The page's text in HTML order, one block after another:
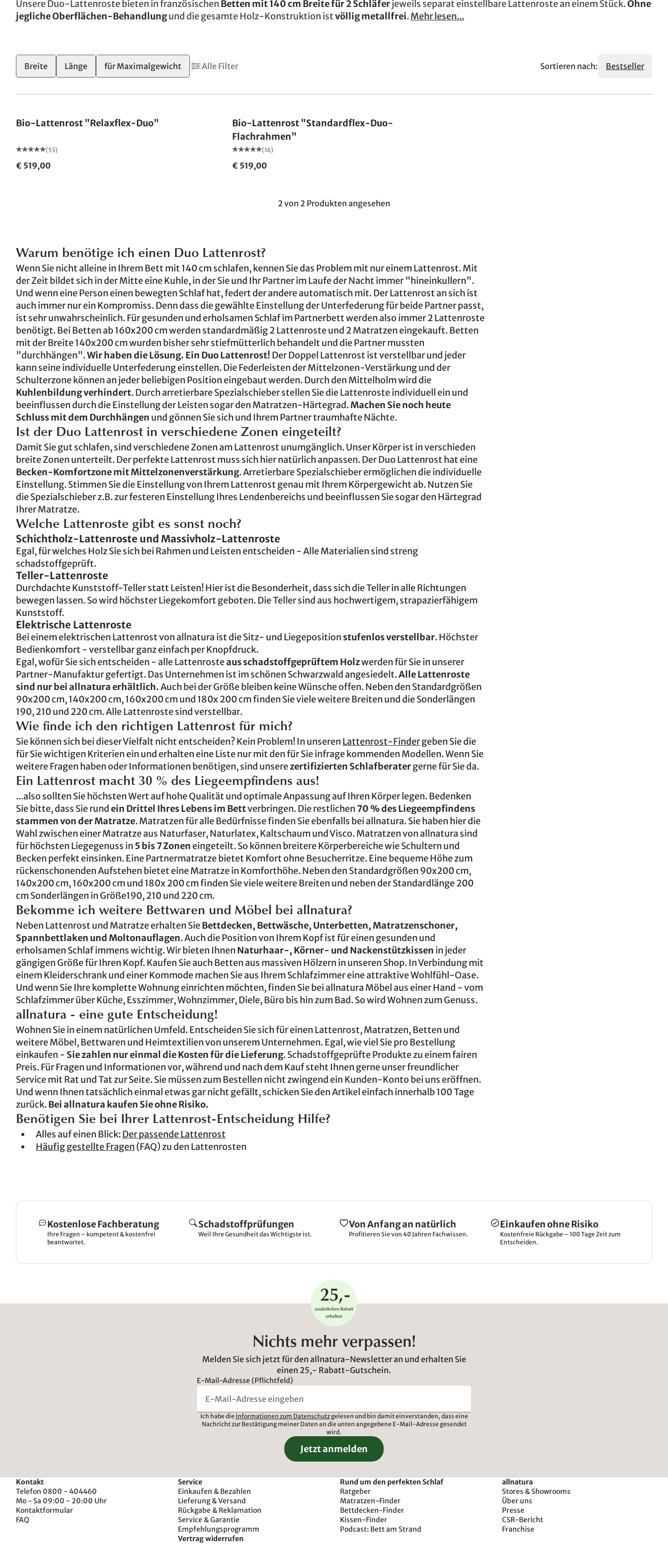
Unsere Duo-Lattenroste bieten in französischen Betten mit 140 cm Breite für 2 Schläferjeweils separat einstellbare Lattenroste an einem Stück.Ohne
jegliche Oberflächen-Behandlungund die gesamte Holz-Konstruktion istvöllig metallfrei. Mehr lesen...
Breite Länge für Maximalgewicht Alle Filter Sortieren nach: Bestseller
Bio-Lattenrost "Relaxflex-Duo"
(53)
€ 519,00
Bio-Lattenrost "Standardflex-Duo-
Flachrahmen"
(16)
€ 519,00
2 von 2 Produkten angesehen
Warum benötige ich einen Duo Lattenrost?
Wenn Sie nicht alleine in Ihrem Bett mit 140 cm schlafen, kennen Sie das Problem mit nur einem Lattenrost. Mit
der Zeit bildet sich in der Mitte eine Kuhle, in der Sie und Ihr Partner im Laufe der Nacht immer "hineinkullern".
Und wenn eine Person einen bewegten Schlaf hat, federt der andere automatisch mit. Der Lattenrost an sich ist
auch immer nur ein Kompromiss. Denn dass die gewählte Einstellung der Unterfederung für beide Partner passt,
ist sehr unwahrscheinlich. Für gesunden und erholsamen Schlaf im Partnerbett werden also immer 2 Lattenroste
benötigt. Bei Betten ab 160x200 cm werden standardmäßig 2 Lattenroste und 2 Matratzen eingekauft. Betten
mit der Breite 140x200 cm wurden bisher sehr stiefmütterlich behandelt und die Partner mussten
"durchhängen".Wir haben die Lösung. Ein Duo Lattenrost! Der Doppel Lattenrost ist verstellbar und jeder
kann seine individuelle Unterfederung einstellen. Die Federleisten der Mittelzonen-Verstärkung und der
Schulterzone können an jeder beliebigen Position eingebaut werden. Durch den Mittelholm wird die
Kuhlenbildung verhindert. Durch arretierbare Spezialschieber stellen Sie die Lattenroste individuell ein und
beeinflussen durch die Einstellung der Leisten sogar den Matratzen-Härtegrad.Machen Sie noch heute
Schluss mit dem Durchhängen und gönnen Sie sich und Ihrem Partner traumhafte Nächte.
Ist der Duo Lattenrost in verschiedene Zonen eingeteilt?
Damit Sie gut schlafen, sind verschiedene Zonen am Lattenrost unumgänglich. Unser Körper ist in verschieden
breite Zonen unterteilt. Der perfekte Lattenrost muss sich hier natürlich anpassen. Der Duo Lattenrost hat eine
Becken-Komfortzone mit Mittelzonenverstärkung. Arretierbare Spezialschieber ermöglichen die individuelle
Einstellung. Stimmen Sie die Einstellung von Ihrem Lattenrost genau mit Ihrem Körpergewicht ab. Nutzen Sie
die Spezialschieber z.B. zur festeren Einstellung Ihres Lendenbereichs und beeinflussen Sie sogar den Härtegrad
Ihrer Matratze.
Welche Lattenroste gibt es sonst noch?
Schichtholz-Lattenroste und Massivholz-Lattenroste
Egal, für welches Holz Sie sich bei Rahmen und Leisten entscheiden - Alle Materialien sind streng
schadstoffgeprüft.
Teller-Lattenroste
Durchdachte Kunststoff-Teller statt Leisten! Hier ist die Besonderheit, dass sich die Teller in alle Richtungen
bewegen lassen. So wird höchster Liegekomfort geboten. Die Teller sind aus hochwertigem, strapazierfähigem
Kunststoff.
Elektrische Lattenroste
Bei einem elektrischen Lattenrost von allnatura ist die Sitz- und Liegeposition stufenlos verstellbar. Höchster
Bedienkomfort - verstellbar ganz einfach per Knopfdruck.
Egal, wofür Sie sich entscheiden - alle Lattenrosteaus schadstoffgeprüftem Holzwerden für Sie in unserer
Partner-Manufaktur gefertigt. Das Unternehmen ist im schönen Schwarzwald angesiedelt.Alle Lattenroste
sind nur bei allnatura erhältlich.Auch bei der Größe bleiben keine Wünsche offen. Neben den Standardgrößen
90x200 cm, 140x200 cm, 160x200 cm und 180x 200 cm finden Sie viele weitere Breiten und die Sonderlängen
190, 210 und 220 cm. Alle Lattenroste sind verstellbar.
Wie finde ich den richtigen Lattenrost für mich?
Sie können sich bei dieser Vielfalt nicht entscheiden? Kein Problem! In unseren Lattenrost-Findergeben Sie die
für Sie wichtigen Kriterien ein und erhalten eine Liste nur mit den für Sie infrage kommenden Modellen. Wenn Sie
weitere Fragen haben oder Informationen benötigen, sind unserezertifizierten Schlafberatergerne für Sie da.
Ein Lattenrost macht 30 % des Liegeempfindens aus!
...also sollten Sie höchsten Wert auf hohe Qualität und optimale Anpassung auf Ihren Körper legen. Bedenken
Sie bitte, dass Sie rundein Drittel Ihres Lebens im Bettverbringen. Die restlichen 70 % des Liegeempfindens
stammen von der Matratze. Matratzen für alle Bedürfnisse finden Sie ebenfalls bei allnatura. Sie haben hier die
Wahl zwischen einer Matratze aus Naturfaser, Naturlatex, Kaltschaum und Visco. Matratzen von allnatura sind
für höchsten Liegegenuss in 5 bis 7 Zonen eingeteilt. So können breitere Körperbereiche wie Schultern und
Becken perfekt einsinken. Eine Partnermatratze bietet Komfort ohne Besucherritze. Eine bequeme Höhe zum
rückenschonenden Aufstehen bietet eine Matratze in Komforthöhe. Neben den Standardgrößen 90x200 cm,
140x200 cm, 160x200 cm und 180x 200 cm finden Sie viele weitere Breiten und neben der Standardlänge 200
cm Sonderlängen in Größe190, 210 und 220 cm.
Bekomme ich weitere Bettwaren und Möbel bei allnatura?
Neben Lattenrost und Matratze erhalten SieBettdecken, Bettwäsche, Unterbetten, Matratzenschoner,
Spannbettlaken und Moltonauflagen. Auch die Position von Ihrem Kopf ist für einen gesunden und
erholsamen Schlaf immens wichtig. Wir bieten Ihnen Naturhaar-, Körner- und Nackenstützkissen in jeder
gängigen Größe für Ihren Kopf. Kaufen Sie auch Betten aus massiven Hölzern in unseren Shop. In Verbindung mit
einem Kleiderschrank und einer Kommode machen Sie aus Ihrem Schlafzimmer eine attraktive Wohlfühl-Oase.
Und wenn Sie Ihre komplette Wohnung einrichten möchten, finden Sie bei allnatura Möbel aus einer Hand - vom
Schlafzimmer über Küche, Esszimmer, Wohnzimmer, Diele, Büro bis hin zum Bad. So wird Wohnen zum Genuss.
allnatura - eine gute Entscheidung!
Wohnen Sie in einem natürlichen Umfeld. Entscheiden Sie sich für einen Lattenrost, Matratzen, Betten und
weitere Möbel, Bettwaren und Heimtextilien von unserem Unternehmen. Egal, wie viel Sie pro Bestellung
einkaufen - Sie zahlen nur einmal die Kosten für die Lieferung. Schadstoffgeprüfte Produkte zu einem fairen
Preis. Für Fragen und Informationen vor, während und nach dem Kauf steht Ihnen gerne unser freundlicher
Service mit Rat und Tat zur Seite. Sie müssen zum Bestellen nicht zwingend ein Kunden-Konto bei uns eröffnen.
Und wenn Ihnen tatsächlich einmal etwas gar nicht gefällt, schicken Sie den Artikel einfach innerhalb 100 Tage
zurück. Bei allnatura kaufen Sie ohne Risiko.
Benötigen Sie bei Ihrer Lattenrost-Entscheidung Hilfe?
Alles auf einen Blick: Der passende Lattenrost
Häufig gestellte Fragen (FAQ) zu den Lattenrosten
Kostenlose Fachberatung
Ihre Fragen – kompetent & kostenfrei
beantwortet.
Schadstoffprüfungen
Weil Ihre Gesundheit das Wichtigste ist.
Von Anfang an natürlich
Profitieren Sie von 40 Jahren Fachwissen.
Einkaufen ohne Risiko
Kostenfreie Rückgabe – 100 Tage Zeit zum
Entscheiden.
Nichts mehr verpassen!
Melden Sie sich jetzt für den allnatura-Newsletter an und erhalten Sie
einen 25,- Rabatt-Gutschein.
E-Mail-Adresse (Pflichtfeld)
Ich habe die Informationen zum Datenschutzgelesen und bin damit einverstanden, dass eine
Nachricht zur Bestätigung meiner Daten an die unten angegebene E-Mail-Adresse gesendet
wird.
Jetzt anmelden
Kontakt
Telefon 0800 - 404460
Mo - Sa 09:00 - 20:00 Uhr
Kontaktformular
FAQ
Service
Einkaufen & Bezahlen
Lieferung & Versand
Rückgabe & Reklamation
Service & Garantie
Empfehlungsprogramm
Vertrag widerrufen
Rund um den perfekten Schlaf
Ratgeber
Matratzen-Finder
Bettdecken-Finder
Kissen-Finder
Podcast: Bett am Strand
allnatura
Stores & Showrooms
Über uns
Presse
CSR-Bericht
Franchise